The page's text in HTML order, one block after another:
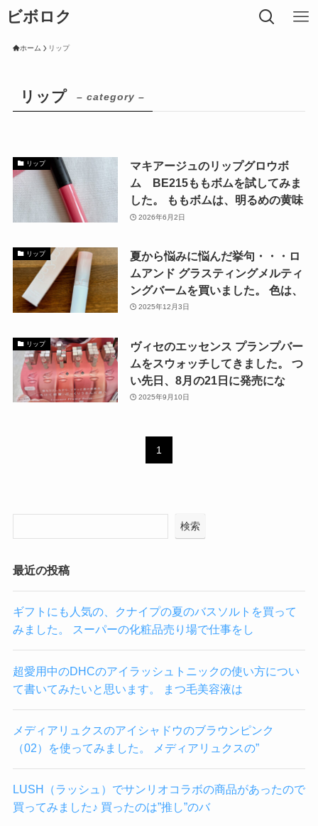
ビボロク
ホーム リップ
リップ – category –
リップ
マキアージュのリップグロウボ
ム BE215ももボムを試してみま
した。 ももボムは、明るめの黄味
2026年6月2日
リップ
夏から悩みに悩んだ挙句・・・ロ
ムアンド グラスティングメルティ
ングバームを買いました。 色は、
2025年12月3日
リップ
ヴィセのエッセンス プランプバー
ムをスウォッチしてきました。 つ
い先日、8月の21日に発売にな
2025年9月10日
1
検索
最近の投稿
ギフトにも人気の、クナイプの夏のバスソルトを買って
みました。 スーパーの化粧品売り場で仕事をし
超愛用中のDHCのアイラッシュトニックの使い方につい
て書いてみたいと思います。 まつ毛美容液は
メディアリュクスのアイシャドウのブラウンピンク
（02）を使ってみました。 メディアリュクスの”
LUSH（ラッシュ）でサンリオコラボの商品があったので
買ってみました♪ 買ったのは”推し”のバ